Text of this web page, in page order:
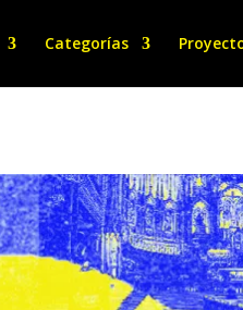
Categorías